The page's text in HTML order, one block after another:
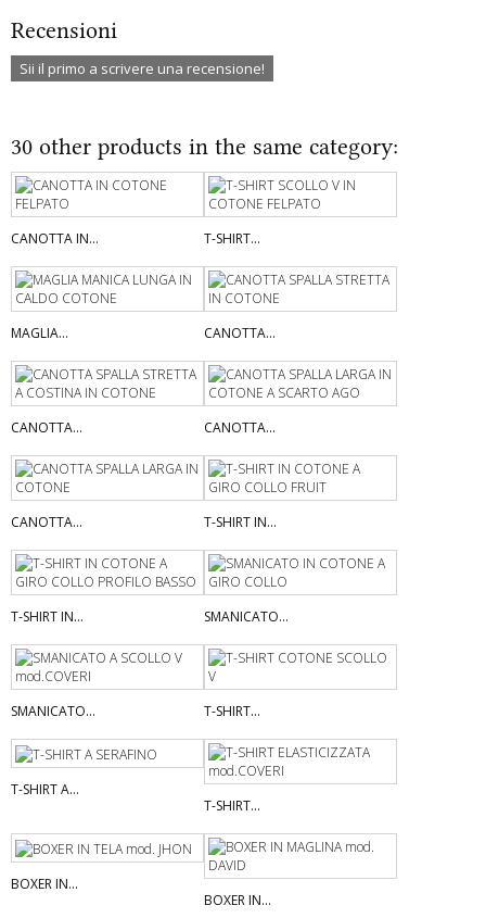
Recensioni
Sii il primo a scrivere una recensione!
30 other products in the same category:
CANOTTA IN... T-SHIRT...
MAGLIA... CANOTTA...
CANOTTA... CANOTTA...
CANOTTA... T-SHIRT IN...
T-SHIRT IN... SMANICATO...
SMANICATO... T-SHIRT...
T-SHIRT A...
T-SHIRT...
BOXER IN...
BOXER IN...